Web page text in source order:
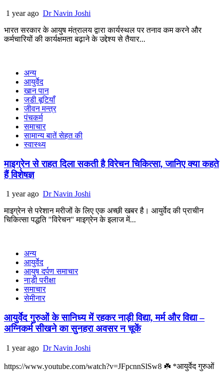
1 year ago Dr Navin Joshi
भारत सरकार के आयुष मंत्रालय द्वारा कार्यस्थल पर तनाव कम करने और
कर्मचारियों की कार्यक्षमता बढ़ाने के उद्देश्य से तैयार...
अन्य
आयुर्वेद
खान पान
जडी बूटियाँ
जीवन मन्त्र
पंचकर्म
समाचार
सामान्य बातें सेहत की
स्वास्थ्य
माइग्रेन से राहत दिला सकती है विरेचन चिकित्सा, जानिए क्या कहते
हैं विशेषज्ञ
1 year ago Dr Navin Joshi
माइग्रेन से परेशान मरीजों के लिए एक अच्छी खबर है। आयुर्वेद की प्राचीन
चिकित्सा पद्धति "विरेचन" माइग्रेन के इलाज में...
अन्य
आयुर्वेद
आयुष दर्पण समाचार
नाड़ी परीक्षा
समाचार
सेमीनार
आयुर्वेद गुरुओं के सानिध्य में रहकर नाड़ी विद्या, मर्म और विद्या –
अग्निकर्म सीखने का सुनहरा अवसर न चूकें
1 year ago Dr Navin Joshi
https://www.youtube.com/watch?v=JFpcnnSlSw8 ☘️ *आयुर्वेद गुरुओं